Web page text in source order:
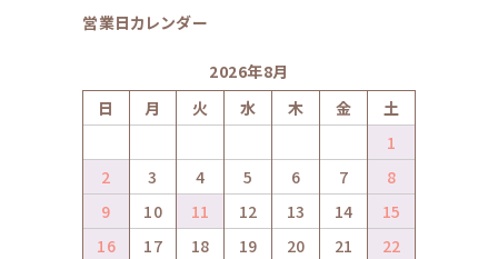
営業日カレンダー
2026年8月
日
月 火 水 木 金
土
1
2
3 4 5 6 7
8
9
10 11 12 13 14
15
16
17 18 19 20 21
22